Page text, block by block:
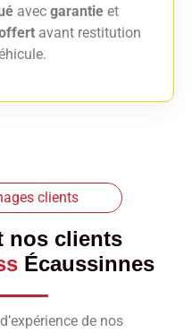
avec garantie et
avant restitution
clients
nos clients
Écaussinnes
de nos